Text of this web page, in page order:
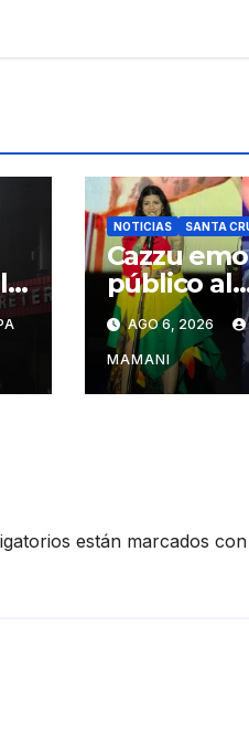
NOTICIAS SANTA
Cazzu
público al
interpretar
en su
Santa Cruz
AGO 6, 2026
MAMANI
están marcados con